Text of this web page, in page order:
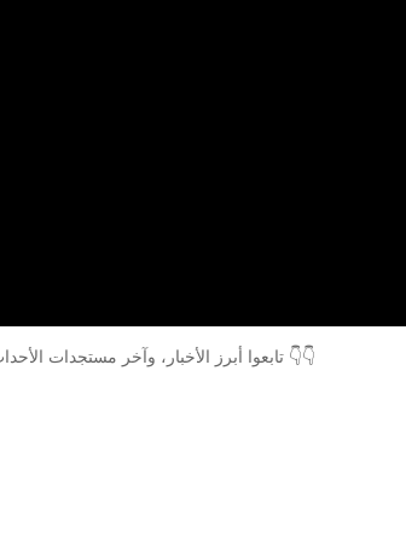
تابعوا أبرز الأخبار، وآخر مستجدات الأحداث العربية والعالمية، عبر البث المباشر للتلفزيون العربي على يوتيوب 👇👇